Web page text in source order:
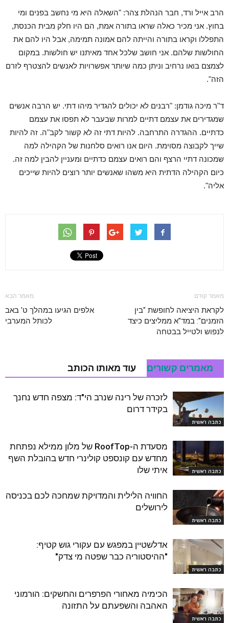
הרב אייל ורד, חבר הנהלת צהר: "השאלה היא מי נחשב בפנים ומי
בחוץ. אני מכיר כאלה שראו בתורה אמת, הם היו חלק מבית הכנסת,
התפללו וקראו בתורה והייתה להם אמונה תמימה, אבל היו להם את
החולשות שלהם. אני חושב שלכל אחד מאיתנו יש חולשות. במקום
לצמצם בואו נרחיב וניתן כמה שיותר אפשרויות לאנשים להצטרף לזרם
הזה".
ד"ר מיכה גודמן: "רבנים לא יכולים להגדיר מיהו דתי. יש הרבה אנשים
שמגדירים את עצמם דתיים למרות שבעבר לא תפסו את עצמם
כדתיים. ההגדרה התרחבה. להיות דתי זה לא קשור לקב"ה. זה להיות
שייך לקבוצה מסוימת. היום אנו רואים סלחנות של הקהילה למה
שמכונה דתיי הרצף והם רואים עצמם כדתיים ומעניין להבין למה זה.
כיום הקהילה הדתית היא משהו שאנשים יותר רוצים להיות שייכים
אליה".
מאמר קודם
לקראת היציאה לחופשת "בין
הזמנים": במד"א ממליצים כיצד
לנפוש ולטייל בבטחה
מאמר הבא
אלפים הגיעו במהלך ט' באב
לכותל המערבי
מאמרים קשורים עוד מאותו הכותב
כתבה ראשית
לזכרה של רינה שנרב הי"ד: מצפה חדש נחנך
בקידר דרום
כתבה ראשית
מסעדת ה-RoofTop של מלון ממילא נפתחת
מחדש עם קונספט קולינרי חדש בהובלת השף
איתי שלו
כתבה ראשית
החוויה הלילית והמדויקת שמחכה לכם בכניסה
לירושלים
כתבה ראשית
אדלשטיין במפגש עם עקורי גוש קטיף:
"ההיסטוריה כבר שפטה מי צדק"
כתבה ראשית
הכימיה מאחורי הפרפרים והחשקים: הורמוני
האהבה והשפעתם על התזונה